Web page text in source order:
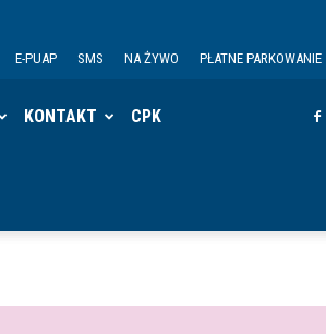
E-PUAP SMS NA ŻYWO PŁATNE PARKOWANIE
KONTAKT CPK